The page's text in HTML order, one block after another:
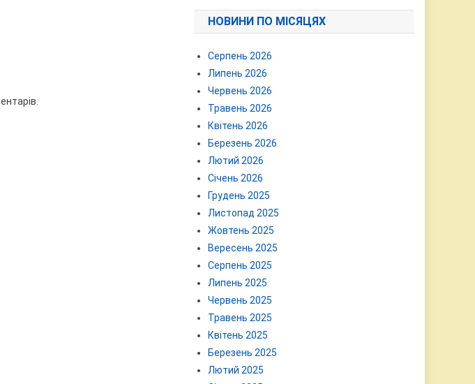
НОВИНИ ПО МІСЯЦЯХ
Серпень 2026
Липень 2026
Червень 2026
Травень 2026
Квітень 2026
Березень 2026
Лютий 2026
Січень 2026
Грудень 2025
Листопад 2025
Жовтень 2025
Вересень 2025
Серпень 2025
Липень 2025
Червень 2025
Травень 2025
Квітень 2025
Березень 2025
Лютий 2025